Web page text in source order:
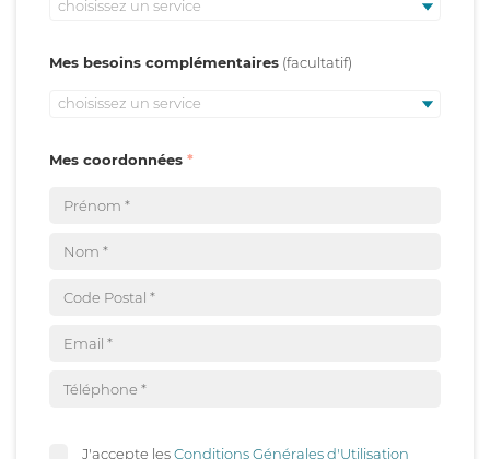
choisissez un service
Mes besoins complémentaires
choisissez un service
Mes coordonnées
J'accepte lesConditions Générales d'Utilisation